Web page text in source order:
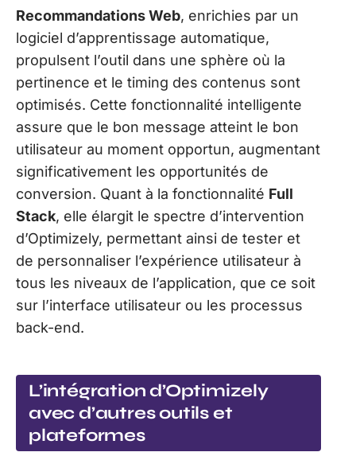
Recommandations Web, enrichies par un
logiciel d’apprentissage automatique,
propulsent l’outil dans une sphère où la
pertinence et le timing des contenus sont
optimisés. Cette fonctionnalité intelligente
assure que le bon message atteint le bon
utilisateur au moment opportun, augmentant
significativement les opportunités de
conversion. Quant à la fonctionnalité Full
Stack, elle élargit le spectre d’intervention
d’Optimizely, permettant ainsi de tester et
de personnaliser l’expérience utilisateur à
tous les niveaux de l’application, que ce soit
sur l’interface utilisateur ou les processus
back-end.
L’intégration d’Optimizely
avec d’autres outils et
plateformes